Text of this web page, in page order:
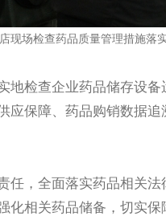
场检查药品质量管理措施落
检查企业药品储存设备
应保障、药品购销数据
，全面落实药品相关法
化相关药品储备，切实